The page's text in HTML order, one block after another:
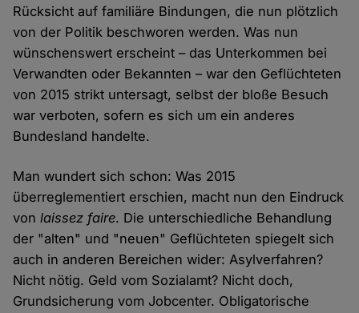
Rücksicht auf familiäre Bindungen, die nun plötzlich
von der Politik beschworen werden. Was nun
wünschenswert erscheint – das Unterkommen bei
Verwandten oder Bekannten – war den Geflüchteten
von 2015 strikt untersagt, selbst der bloße Besuch
war verboten, sofern es sich um ein anderes
Bundesland handelte.
Man wundert sich schon: Was 2015
überreglementiert erschien, macht nun den Eindruck
vonlaissez faire. Die unterschiedliche Behandlung
der "alten" und "neuen" Geflüchteten spiegelt sich
auch in anderen Bereichen wider: Asylverfahren?
Nicht nötig. Geld vom Sozialamt? Nicht doch,
Grundsicherung vom Jobcenter. Obligatorische